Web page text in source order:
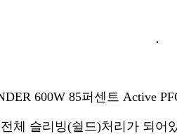
600W 85퍼센트 Active
전체 슬리빙(쉴드)처리가 되어